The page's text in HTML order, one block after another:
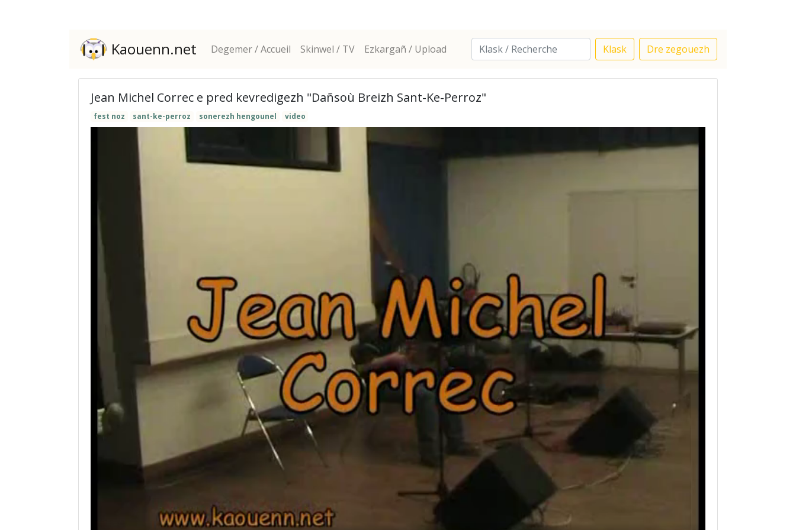
Kaouenn.net Degemer / Accueil Skinwel / TV Ezkargañ / Upload Klask Dre zegouezh
Jean Michel Correc e pred kevredigezh "Dañsoù Breizh Sant-Ke-Perroz"
fest noz sant-ke-perroz sonerezh hengounel video